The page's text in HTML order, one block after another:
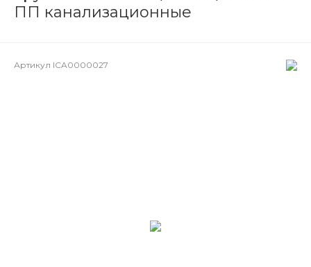
ПП канализационные
Артикул ICA0000027